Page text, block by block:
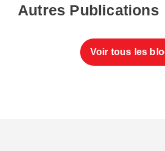
Autres Publications
Voir tous les